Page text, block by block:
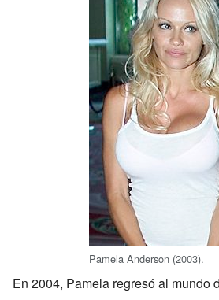
Pamela Anderson (2003).
En 2004, Pamela regresó al mundo